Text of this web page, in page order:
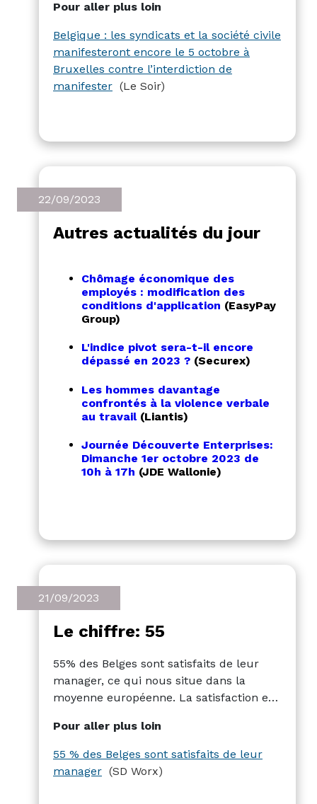
"loi Van Quickenborne".
Pour aller plus loin
Belgique : les syndicats et la société civile
manifesteront encore le 5 octobre à
Bruxelles contre l’interdiction de
manifester (Le Soir)
22/09/2023
Autres actualités du jour
Chômage économique des
employés : modification des
conditions d'application (EasyPay
Group)
L'indice pivot sera-t-il encore
dépassé en 2023 ? (Securex)
Les hommes davantage
confrontés à la violence verbale
au travail(Liantis)
Journée Découverte Enterprises:
Dimanche 1er octobre 2023 de
10h à 17h (JDE Wallonie)
21/09/2023
Le chiffre: 55
55% des Belges sont satisfaits de leur
manager, ce qui nous situe dans la
moyenne européenne. La satisfaction est
autorisés à télétravailler de 2 à 4 jours
par semaine. D'ici à la fin de 2023, un
Belge sur trois travaillera à domicile au
Pour aller plus loin
55 % des Belges sont satisfaits de leur
manager (SD Worx)